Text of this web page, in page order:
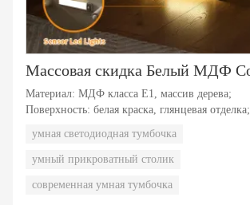
Материал: МДФ класса E1, массив дерева;
Поверхность: белая краска, глянцевая отделка;
фонарей. 2. Два скрытых ящика.
умная светодиодная тумбочка
умный прикроватный столик
современная умная тумбочка